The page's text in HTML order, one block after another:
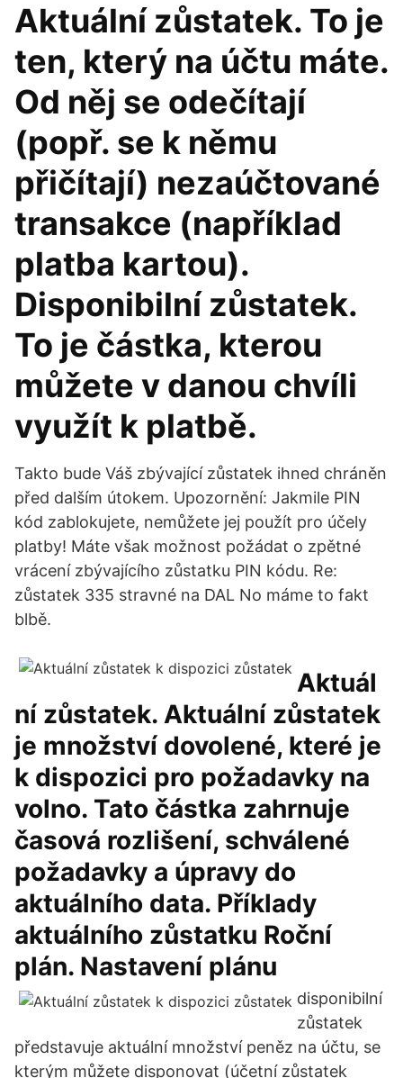
Aktuální zůstatek. To je
ten, který na účtu máte.
Od něj se odečítají
(popř. se k němu
přičítají) nezaúčtované
transakce (například
platba kartou).
Disponibilní zůstatek.
To je částka, kterou
můžete v danou chvíli
využít k platbě.
Takto bude Váš zbývající zůstatek ihned chráněn
před dalším útokem. Upozornění: Jakmile PIN
kód zablokujete, nemůžete jej použít pro účely
platby! Máte však možnost požádat o zpětné
vrácení zbývajícího zůstatku PIN kódu. Re:
zůstatek 335 stravné na DAL No máme to fakt
blbě.
Aktuál
ní zůstatek. Aktuální zůstatek
je množství dovolené, které je
k dispozici pro požadavky na
volno. Tato částka zahrnuje
časová rozlišení, schválené
požadavky a úpravy do
aktuálního data. Příklady
aktuálního zůstatku Roční
plán. Nastavení plánu
disponibilní
zůstatek
představuje aktuální množství peněz na účtu, se
kterým můžete disponovat (účetní zůstatek